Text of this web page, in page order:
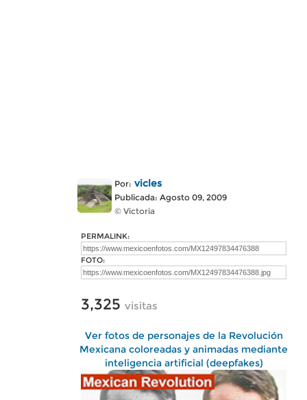
Por: vicles
Publicada: Agosto 09, 2009
© Victoria
PERMALINK:
FOTO:
3,325 visitas
Ver fotos de personajes de la Revolución
Mexicana coloreadas y animadas mediante
inteligencia artificial (deepfakes)